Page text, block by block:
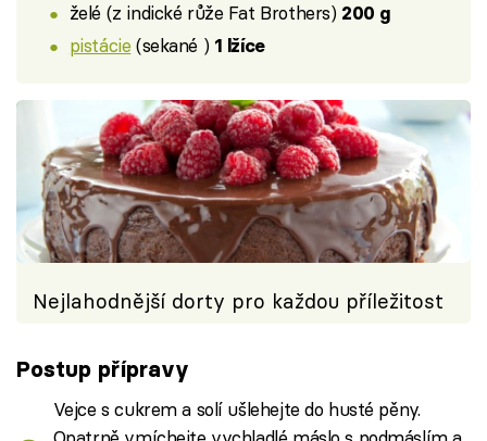
želé (z indické růže Fat Brothers) 200 g
pistácie (sekané ) 1 lžíce
Nejlahodnější dorty pro každou příležitost
Postup přípravy
Vejce s cukrem a solí ušlehejte do husté pěny.